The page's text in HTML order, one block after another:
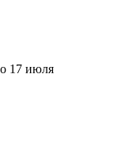
17 июля